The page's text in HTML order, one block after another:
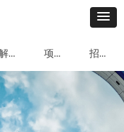
解决方案 项目案例 招贤纳士